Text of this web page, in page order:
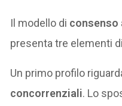
Il modello di consenso
presenta tre elementi
Un primo profilo
concorrenziali. Lo